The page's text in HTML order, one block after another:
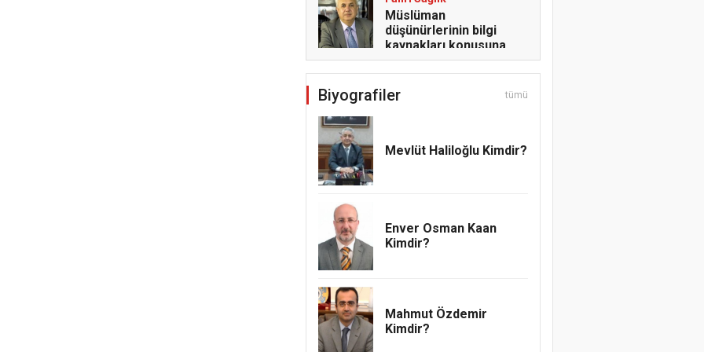
Müslüman
düşünürlerinin bilgi
kaynakları konusuna
yaklaşımları
Şerafettin Özdemir
Biyografiler tümü
Mevlüt Haliloğlu Kimdir?
Enver Osman Kaan
Kimdir?
Mahmut Özdemir
Kimdir?